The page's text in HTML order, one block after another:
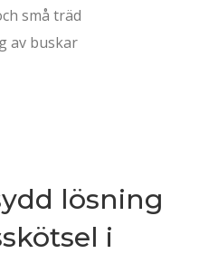
små träd
av buskar
lösning
i